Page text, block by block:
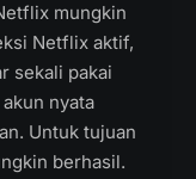
mungkin
Netflix aktif,
sekali pakai
nyata
Untuk tujuan
berhasil.